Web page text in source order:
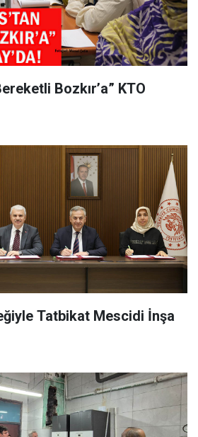
Bozkır’a” KTO
Tatbikat Mescidi İnşa